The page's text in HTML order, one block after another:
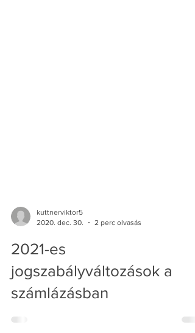
2020. dec. 30.
2 perc olvasás
2021-es
jogszabályváltozások a